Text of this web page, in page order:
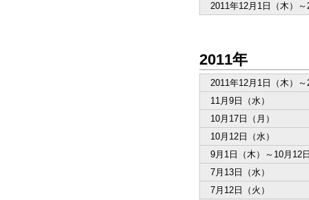
2011年12月1日（木）
2011年
2011年12月1日（木）
11月9日（水）
10月17日（月）
10月12日（水）
9月1日（木）～10月12
7月13日（水）
7月12日（火）